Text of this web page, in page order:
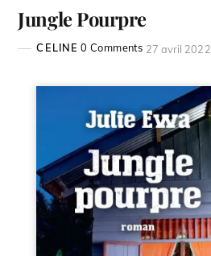
Jungle Pourpre
CELINE 0 Comments 27 avril 2022